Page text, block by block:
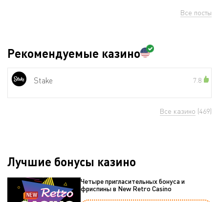
Все посты
Рекомендуемые казино
Stake 7.8
Все казино (469)
Лучшие бонусы казино
Четыре пригласительных бонуса и
фриспины в New Retro Casino